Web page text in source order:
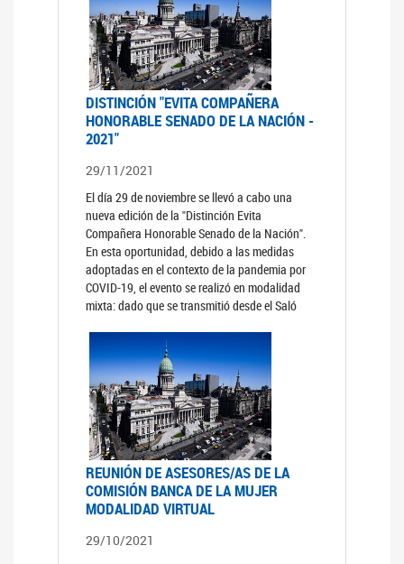
DISTINCIÓN "EVITA COMPAÑERA
HONORABLE SENADO DE LA NACIÓN -
2021"
29/11/2021
El día 29 de noviembre se llevó a cabo una
nueva edición de la "Distinción Evita
Compañera Honorable Senado de la Nación".
En esta oportunidad, debido a las medidas
adoptadas en el contexto de la pandemia por
COVID-19, el evento se realizó en modalidad
mixta: dado que se transmitió desde el Saló
REUNIÓN DE ASESORES/AS DE LA
COMISIÓN BANCA DE LA MUJER
MODALIDAD VIRTUAL
29/10/2021